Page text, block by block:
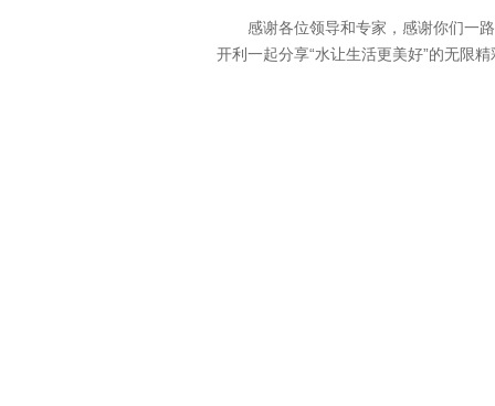
感谢各位领导和专家，感谢你们一
开利一起分享“水让生活更美好”的无限精